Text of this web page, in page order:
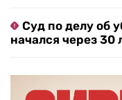
Суд по делу об
начался через 30